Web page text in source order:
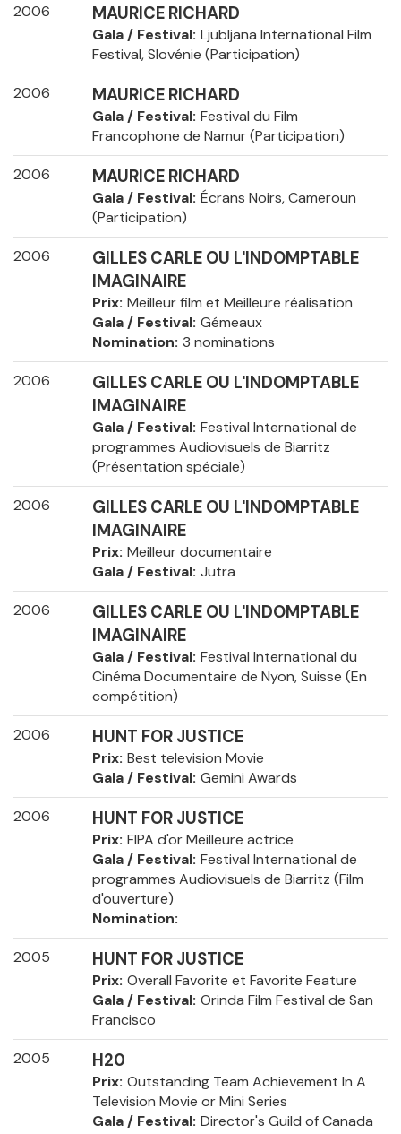
2006 MAURICE RICHARD
Gala / Festival Ljubljana International Film
Festival, Slovénie (Participation)
2006 MAURICE RICHARD
Gala / Festival Festival du Film
Francophone de Namur (Participation)
2006 MAURICE RICHARD
Gala / Festival Écrans Noirs, Cameroun
(Participation)
2006
GILLES CARLE OU L'INDOMPTABLE
IMAGINAIRE
Prix Meilleur film et Meilleure réalisation
Gala / Festival Gémeaux
Nomination 3 nominations
2006
GILLES CARLE OU L'INDOMPTABLE
IMAGINAIRE
Gala / Festival Festival International de
programmes Audiovisuels de Biarritz
(Présentation spéciale)
2006
GILLES CARLE OU L'INDOMPTABLE
IMAGINAIRE
Prix Meilleur documentaire
Gala / Festival Jutra
2006
GILLES CARLE OU L'INDOMPTABLE
IMAGINAIRE
Gala / Festival Festival International du
Cinéma Documentaire de Nyon, Suisse (En
compétition)
2006 HUNT FOR JUSTICE
Prix Best television Movie
Gala / Festival Gemini Awards
2006 HUNT FOR JUSTICE
Prix FIPA d'or Meilleure actrice
Gala / Festival Festival International de
programmes Audiovisuels de Biarritz (Film
d'ouverture)
Nomination
2005 HUNT FOR JUSTICE
Prix Overall Favorite et Favorite Feature
Gala / Festival Orinda Film Festival de San
Francisco
2005 H20
Prix Outstanding Team Achievement In A
Television Movie or Mini Series
Gala / Festival Director's Guild of Canada